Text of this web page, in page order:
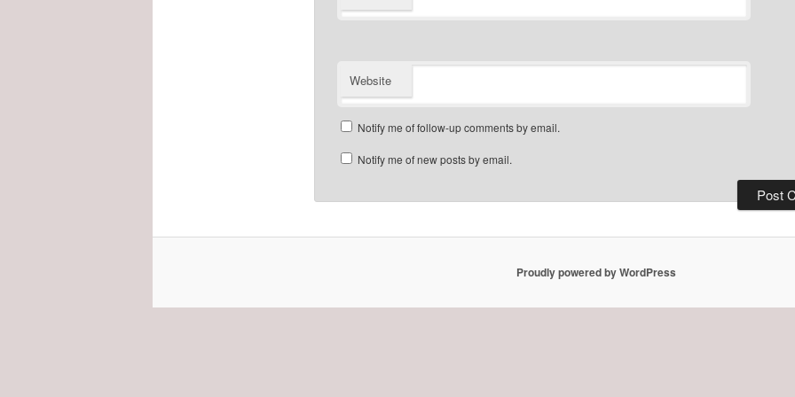
Website
Notify me of follow-up comments by email.
Notify me of new posts by email.
Proudly powered by WordPress